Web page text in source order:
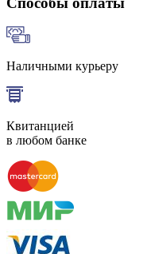
Наличными курьеру
Квитанцией
в любом банке